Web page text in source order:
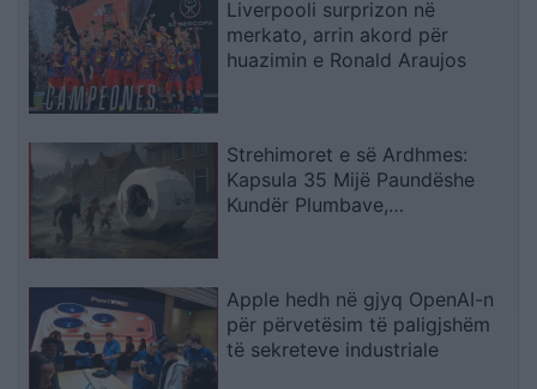
Liverpooli surprizon në
merkato, arrin akord për
huazimin e Ronald Araujos
Strehimoret e së Ardhmes:
Kapsula 35 Mijë Paundëshe
Kundër Plumbave,
Apple hedh në gjyq OpenAI-n
për përvetësim të paligjshëm
të sekreteve industriale